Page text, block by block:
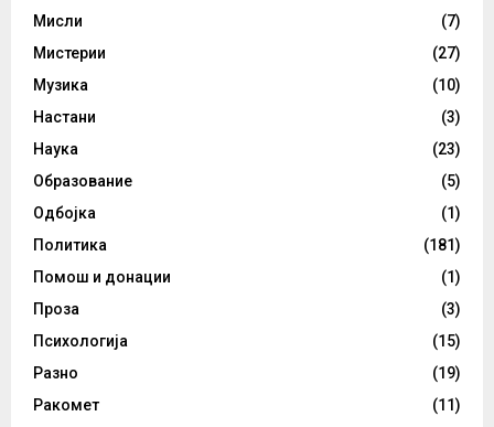
Мисли
(7)
Мистерии
(27)
Музика
(10)
Настани
(3)
Наука
(23)
Образование
(5)
Одбојка
(1)
Политика
(181)
Помош и донации
(1)
Проза
(3)
Психологија
(15)
Разно
(19)
Ракомет
(11)